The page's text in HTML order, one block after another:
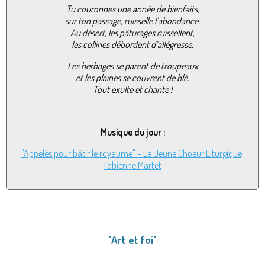
Tu couronnes une année de bienfaits,
sur ton passage, ruisselle l’abondance.
Au désert, les pâturages ruissellent,
les collines débordent d’allégresse.
Les herbages se parent de troupeaux
et les plaines se couvrent de blé.
Tout exulte et chante !
Musique du jour :
"Appelés pour bâtir le royaume" – Le Jeune Choeur Liturgique,
Fabienne Martet
"Art et foi"